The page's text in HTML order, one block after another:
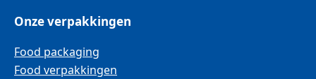
Onze verpakkingen
Food packaging
Food verpakkingen